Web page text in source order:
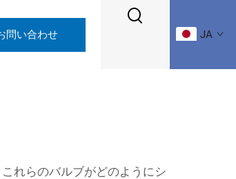
問い合わせ JA
れらのバルブがどのようにシ